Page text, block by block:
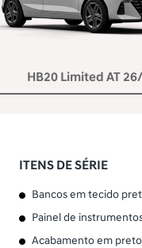
HB20 Limited AT
ITENS DE SÉRIE
Bancos em tecido
Painel de
Acabamento em